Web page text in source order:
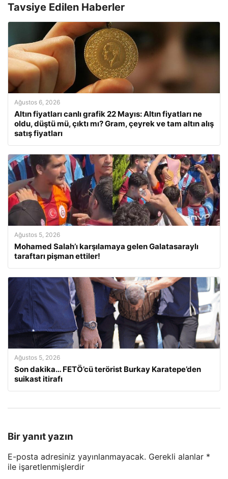
Tavsiye Edilen Haberler
Ağustos 6, 2026
Altın fiyatları canlı grafik 22 Mayıs: Altın fiyatları ne
oldu, düştü mü, çıktı mı? Gram, çeyrek ve tam altın alış
satış fiyatları
Ağustos 5, 2026
Mohamed Salah’ı karşılamaya gelen Galatasaraylı
taraftarı pişman ettiler!
Ağustos 5, 2026
Son dakika… FETÖ’cü terörist Burkay Karatepe’den
suikast itirafı
Bir yanıt yazın
E-posta adresiniz yayınlanmayacak. Gerekli alanlar *
ile işaretlenmişlerdir